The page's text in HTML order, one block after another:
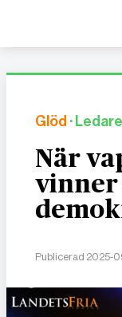
Glöd · Ledare
När
vinner
Publicerad 2025-